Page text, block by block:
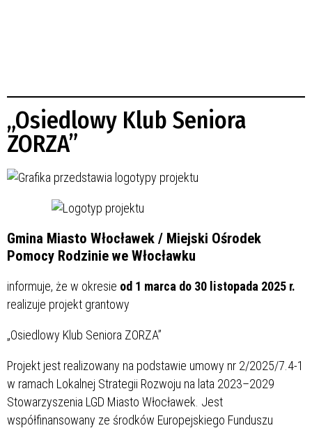
„Osiedlowy Klub Seniora
ZORZA”
Gmina Miasto Włocławek / Miejski Ośrodek
Pomocy Rodzinie we Włocławku
informuje, że w okresie od 1 marca do 30 listopada 2025 r.
realizuje projekt grantowy
„Osiedlowy Klub Seniora ZORZA”
Projekt jest realizowany na podstawie umowy nr 2/2025/7.4-1
w ramach Lokalnej Strategii Rozwoju na lata 2023–2029
Stowarzyszenia LGD Miasto Włocławek. Jest
współfinansowany ze środków Europejskiego Funduszu